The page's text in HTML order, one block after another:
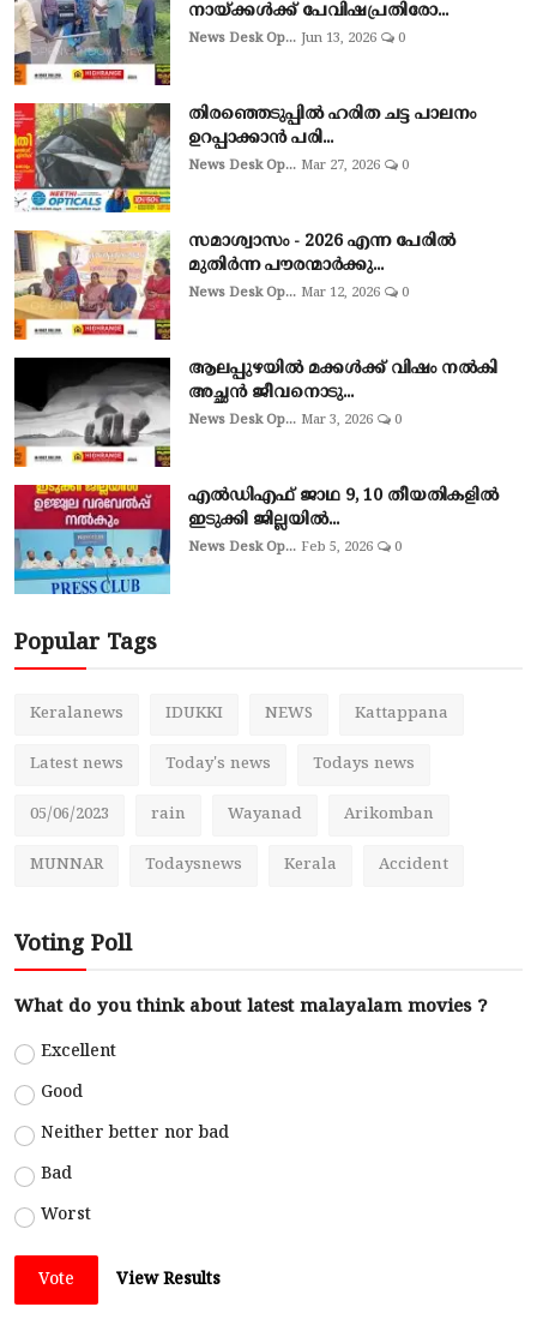
നായ്ക്കൾക്ക് പേവിഷപ്രതിരോ...
News Desk Op... Jun 13, 2026 0
തിരഞ്ഞെടുപ്പില്‍ ഹരിത ചട്ട പാലനം
ഉറപ്പാക്കാന്‍ പരി...
News Desk Op... Mar 27, 2026 0
സമാശ്വാസം - 2026 എന്ന പേരിൽ
മുതിർന്ന പൗരന്മാർക്കു...
News Desk Op... Mar 12, 2026 0
ആലപ്പുഴയില്‍ മക്കള്‍ക്ക് വിഷം നല്‍കി
അച്ഛൻ ജീവനൊടു...
News Desk Op... Mar 3, 2026 0
എല്‍ഡിഎഫ് ജാഥ 9, 10 തീയതികളില്‍
ഇടുക്കി ജില്ലയില്‍...
News Desk Op... Feb 5, 2026 0
Popular Tags
Keralanews IDUKKI NEWS Kattappana
Latest news Today's news Todays news
05/06/2023 rain Wayanad Arikomban
MUNNAR Todaysnews Kerala Accident
Voting Poll
What do you think about latest malayalam movies ?
Excellent
Good
Neither better nor bad
Bad
Worst
Vote View Results